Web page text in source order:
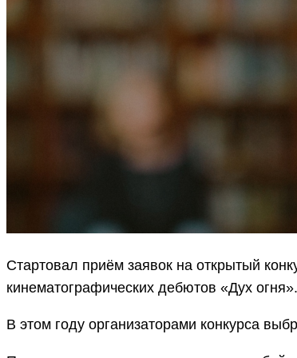
Стартовал приём заявок на открытый
кинематографических дебютов «Дух огня».
В этом году организаторами конкурса